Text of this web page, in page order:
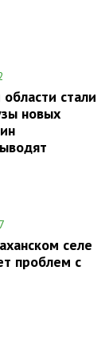
стали
новых
селе
проблем с